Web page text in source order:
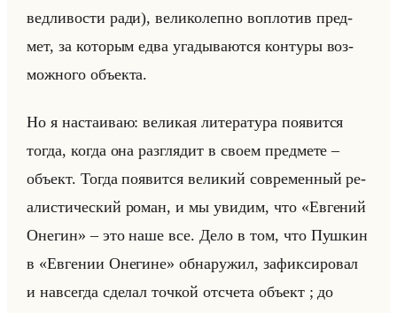
вед­ли­во­сти ради), ве­ли­ко­леп­но во­пло­тив пред­
мет, за ко­то­рым едва уга­ды­ва­ют­ся кон­ту­ры воз­
мож­но­го объек­та.
Но я на­ста­иваю: ве­ли­кая ли­те­ра­ту­ра по­явит­ся
тогда, когда она раз­гля­дит в своем пред­ме­те –
объект. Тогда по­явит­ся ве­ли­кий со­вре­мен­ный ре­
али­сти­че­ский роман, и мы уви­дим, что «Евгений
Онегин» – это наше все. Дело в том, что Пуш­кин
в «Евгении Онегине» об­на­ру­жил, за­фик­си­ро­вал
и на­все­гда сде­лал точ­кой от­сче­та объект ; до